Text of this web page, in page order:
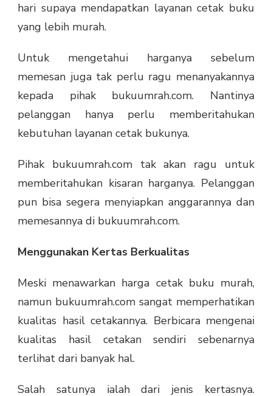
hari supaya mendapatkan layanan cetak buku
yang lebih murah.
Untuk mengetahui harganya sebelum
memesan juga tak perlu ragu menanyakannya
kepada pihak bukuumrah.com. Nantinya
pelanggan hanya perlu memberitahukan
kebutuhan layanan cetak bukunya.
Pihak bukuumrah.com tak akan ragu untuk
memberitahukan kisaran harganya. Pelanggan
pun bisa segera menyiapkan anggarannya dan
memesannya di bukuumrah.com.
Menggunakan Kertas Berkualitas
Meski menawarkan harga cetak buku murah,
namun bukuumrah.com sangat memperhatikan
kualitas hasil cetakannya. Berbicara mengenai
kualitas hasil cetakan sendiri sebenarnya
terlihat dari banyak hal.
Salah satunya ialah dari jenis kertasnya.